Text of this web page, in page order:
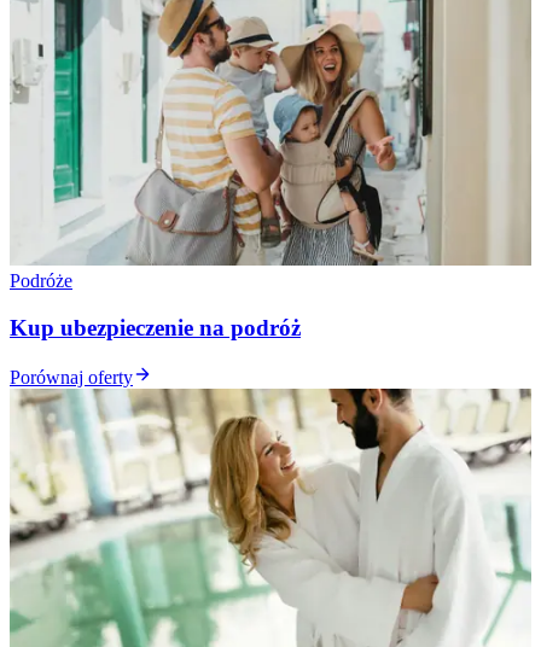
Podróże
Kup ubezpieczenie na podróż
Porównaj oferty